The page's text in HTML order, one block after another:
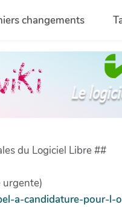
changements
du Logiciel Libre ##
urgente)
a-candidature-pour-l-